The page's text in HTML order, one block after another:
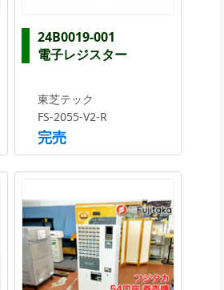
24B0019-001
電子レジスター
東芝テック
FS-2055-V2-R
完売